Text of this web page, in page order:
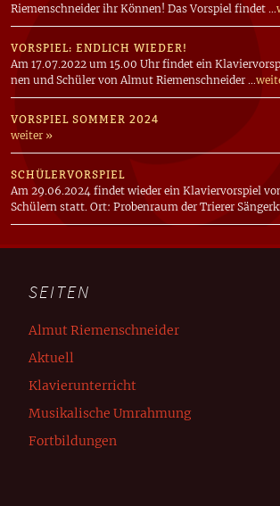
Rie­men­schnei­der ihr Können! Das Vor­spiel findet …
VORSPIEL: ENDLICH WIEDER!
Am 17.07.2022 um 15.00 Uhr findet ein
nen und Schü­ler von Almut Rie­men­schnei­der …
VORSPIEL SOMMER 2024
weiter »
SCHÜLERVORSPIEL
Am 29.06.2024 findet wieder ein Kla­vier­vor­spiel
Schü­lern statt. Ort: Pro­ben­raum der Trie­rer
SEITEN
Almut Riemenschneider
Aktuell
Klavierunterricht
Musikalische Umrahmung
Fortbildungen